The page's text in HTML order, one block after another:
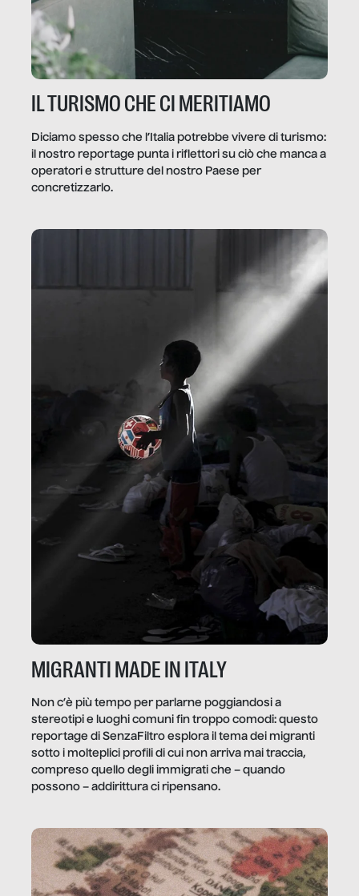
IL TURISMO CHE CI MERITIAMO
Diciamo spesso che l’Italia potrebbe vivere di turismo:
il nostro reportage punta i riflettori su ciò che manca a
operatori e strutture del nostro Paese per
concretizzarlo.
MIGRANTI MADE IN ITALY
Non c’è più tempo per parlarne poggiandosi a
stereotipi e luoghi comuni fin troppo comodi: questo
reportage di SenzaFiltro esplora il tema dei migranti
sotto i molteplici profili di cui non arriva mai traccia,
compreso quello degli immigrati che – quando
possono – addirittura ci ripensano.